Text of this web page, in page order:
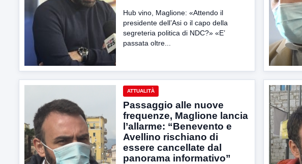
Hub vino, Maglione: «Attendo il
presidente dell’Asi o il capo della
segreteria politica di NDC?» «E’
passata oltre...
ATTUALITÀ
Passaggio alle nuove
frequenze, Maglione lancia
l’allarme: “Benevento e
Avellino rischiano di
essere cancellate dal
panorama informativo”